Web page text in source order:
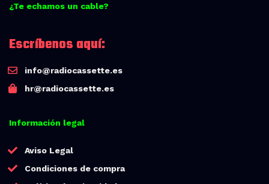
¿Te echamos un cable?
Escríbenos aquí:
info@radiocassette.es
hr@radiocassette.es
Información legal
Aviso Legal
Condiciones de compra